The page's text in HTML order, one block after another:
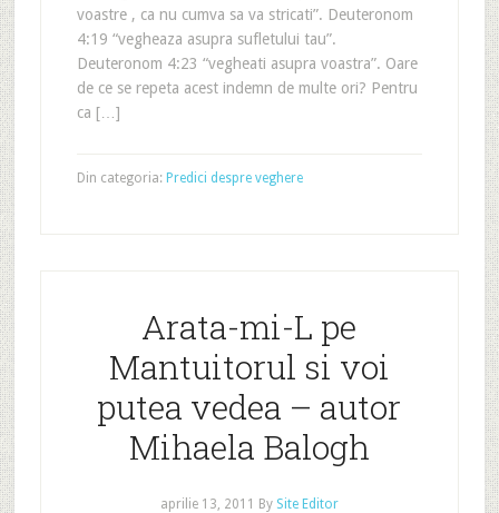
voastre , ca nu cumva sa va stricati”. Deuteronom
4:19 “vegheaza asupra sufletului tau”.
Deuteronom 4:23 “vegheati asupra voastra”. Oare
de ce se repeta acest indemn de multe ori? Pentru
ca […]
Din categoria: Predici despre veghere
Arata-mi-L pe
Mantuitorul si voi
putea vedea – autor
Mihaela Balogh
aprilie 13, 2011 By Site Editor